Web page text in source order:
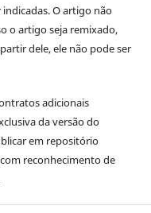
O artigo não
o artigo seja remixado,
dele, ele não pode ser
adicionais
da versão do
em repositório
reconhecimento de